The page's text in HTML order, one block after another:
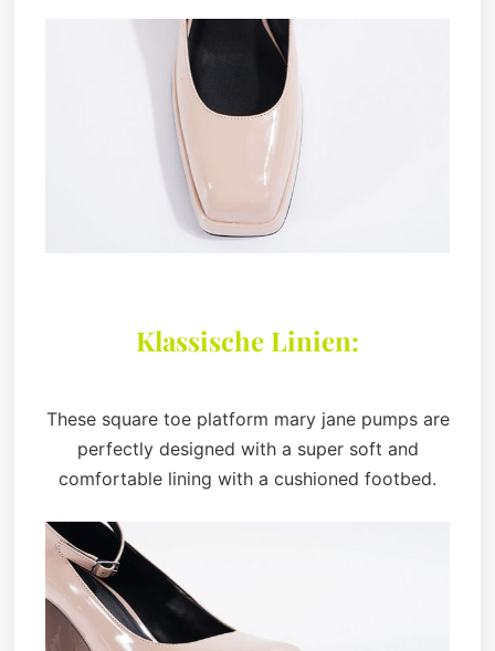
Klassische Linien:
These square toe platform mary jane pumps are
perfectly designed with a super soft and
comfortable lining with a cushioned footbed.